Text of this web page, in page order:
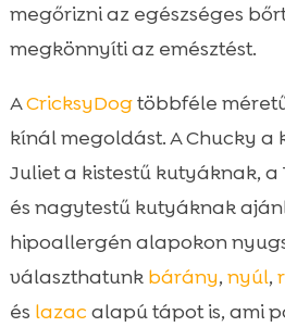
megőrizni az egészséges
megkönnyíti az emésztést.
ACricksyDogtöbbféle
kínál megoldást. A Chucky a
Juliet a kistestű kutyáknak,
és nagytestű kutyáknak
hipoallergén alapokon
választhatunk bárány, nyúl,
és lazac alapú tápot is, ami